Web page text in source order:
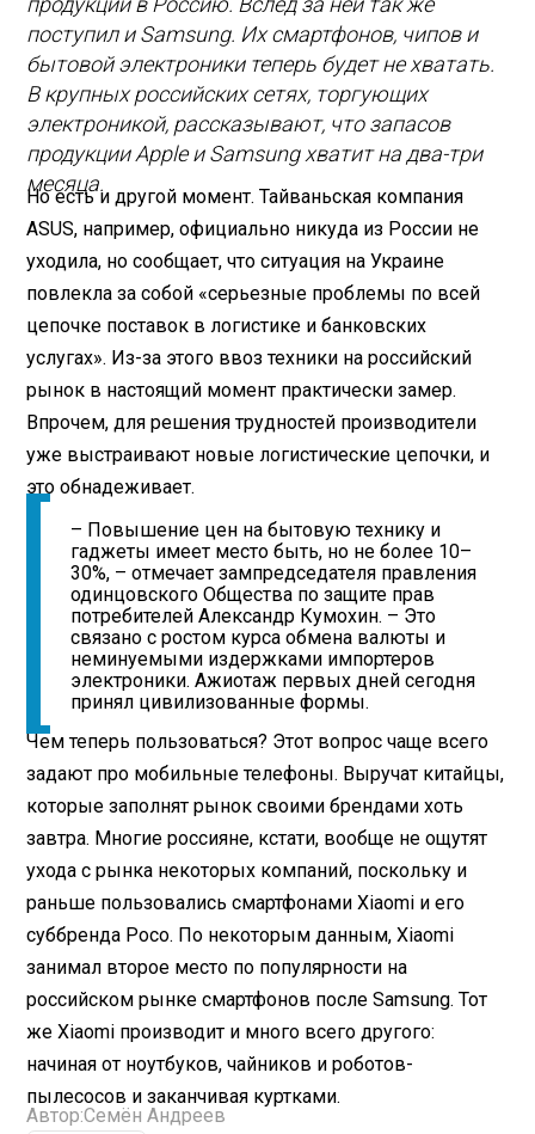
поступил и Samsung. Их смартфонов, чипов и
бытовой электроники теперь будет не хватать.
В крупных российских сетях, торгующих
электроникой, рассказывают, что запасов
продукции Apple и Samsung хватит на два-три
месяца.
Но есть и другой момент. Тайваньская компания
ASUS, например, официально никуда из России не
уходила, но сообщает, что ситуация на Украине
повлекла за собой «серьезные проблемы по всей
цепочке поставок в логистике и банковских
услугах». Из-за этого ввоз техники на российский
рынок в настоящий момент практически замер.
Впрочем, для решения трудностей производители
уже выстраивают новые логистические цепочки, и
это обнадеживает.
– Повышение цен на бытовую технику и
гаджеты имеет место быть, но не более 10–
30%, – отмечает зампредседателя правления
одинцовского Общества по защите прав
потребителей Александр Кумохин. – Это
связано с ростом курса обмена валюты и
неминуемыми издержками импортеров
электроники. Ажиотаж первых дней сегодня
принял цивилизованные формы.
Чем теперь пользоваться? Этот вопрос чаще всего
задают про мобильные телефоны. Выручат китайцы,
которые заполнят рынок своими брендами хоть
завтра. Многие россияне, кстати, вообще не ощутят
ухода с рынка некоторых компаний, поскольку и
раньше пользовались смартфонами Xiaomi и его
суббренда Poco. По некоторым данным, Xiaomi
занимал второе место по популярности на
российском рынке смартфонов после Samsung. Тот
же Xiaomi производит и много всего другого:
начиная от ноутбуков, чайников и роботов-
пылесосов и заканчивая куртками.
Автор:Семён Андреев